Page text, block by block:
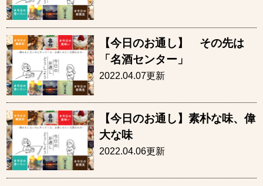
【今日のお通し】 その先は
「名酒センター」
2022.04.07更新
【今日のお通し】素朴な味、偉
大な味
2022.04.06更新